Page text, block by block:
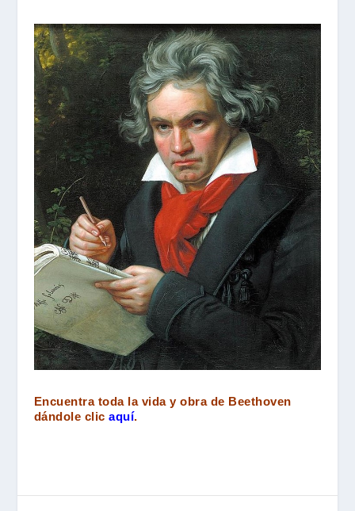
Encuentra toda la vida y obra de Beethoven
dándole clicaquí.